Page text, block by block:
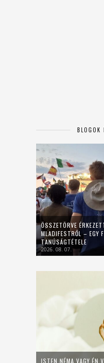
BLOGOK
ÖSSZETÖRVE
MLADIFESTRŐL – EGY
TANÚSÁGTÉTELE
2026. 08. 07.
ISTEN NÉMA VAGY ÉN